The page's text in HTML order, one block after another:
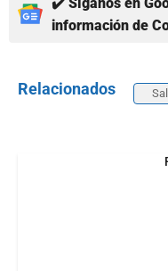
información de
Relacionados